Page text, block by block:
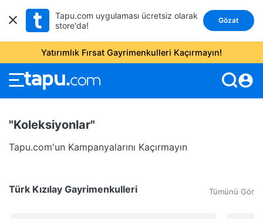
Tapu.com uygulaması ücretsiz olarak
store'da!
Gözat
Yatırımlık Fırsat Gayrimenkulleri Kaçırmayın!
account_circle
"Koleksiyonlar"
Tapu.com'un Kampanyalarını Kaçırmayın
Türk Kızılay Gayrimenkulleri Tümünü Gör